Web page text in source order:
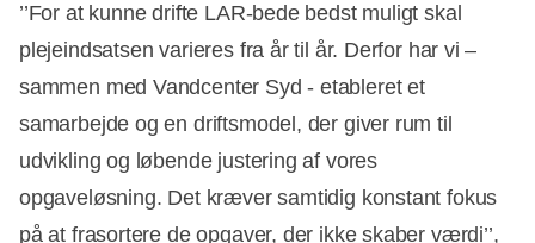
’’For at kunne drifte LAR-bede bedst muligt skal
plejeindsatsen varieres fra år til år. Derfor har vi –
sammen med Vandcenter Syd - etableret et
samarbejde og en driftsmodel, der giver rum til
udvikling og løbende justering af vores
opgaveløsning. Det kræver samtidig konstant fokus
på at frasortere de opgaver, der ikke skaber værdi’’,